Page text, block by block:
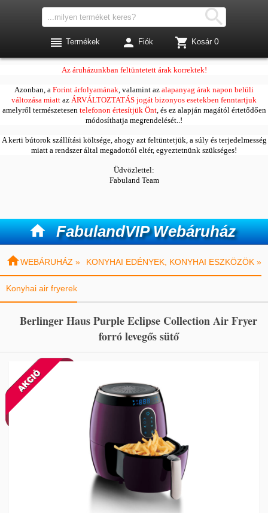
Kedves Vásárlóink!
Az áruházunkban feltüntetett árak korrektek!
Azonban, a Forint árfolyamának, valamint az alapanyag árak napon belüli
változása miatt az ÁRVÁLTOZTATÁS jogát bizonyos esetekben fenntartjuk
amelyről természetesentelefonon értesítjük Önt, és ez alapján magától értetődően
módosíthatja megrendelését..!
A kerti bútorok szállítási költsége, ahogy azt feltüntetjük, a súly és terjedelmesség
miatt a rendszer által megadottól eltér, egyeztetnünk szükséges!
Üdvözlettel:
Fabuland Team
 FabulandVIP Webáruház

 Termékek  Fiók  Kosár 0
WEBÁRUHÁZ » KONYHAI EDÉNYEK, KONYHAI ESZKÖZÖK »
Konyhai air fryerek
Berlinger Haus Purple Eclipse Collection Air Fryer
forró levegős sütő